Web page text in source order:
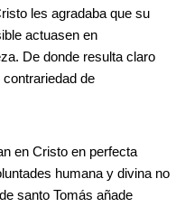
les agradaba que su
actuasen en
De donde resulta claro
de
en Cristo en perfecta
humana y divina no
santo Tomás añade